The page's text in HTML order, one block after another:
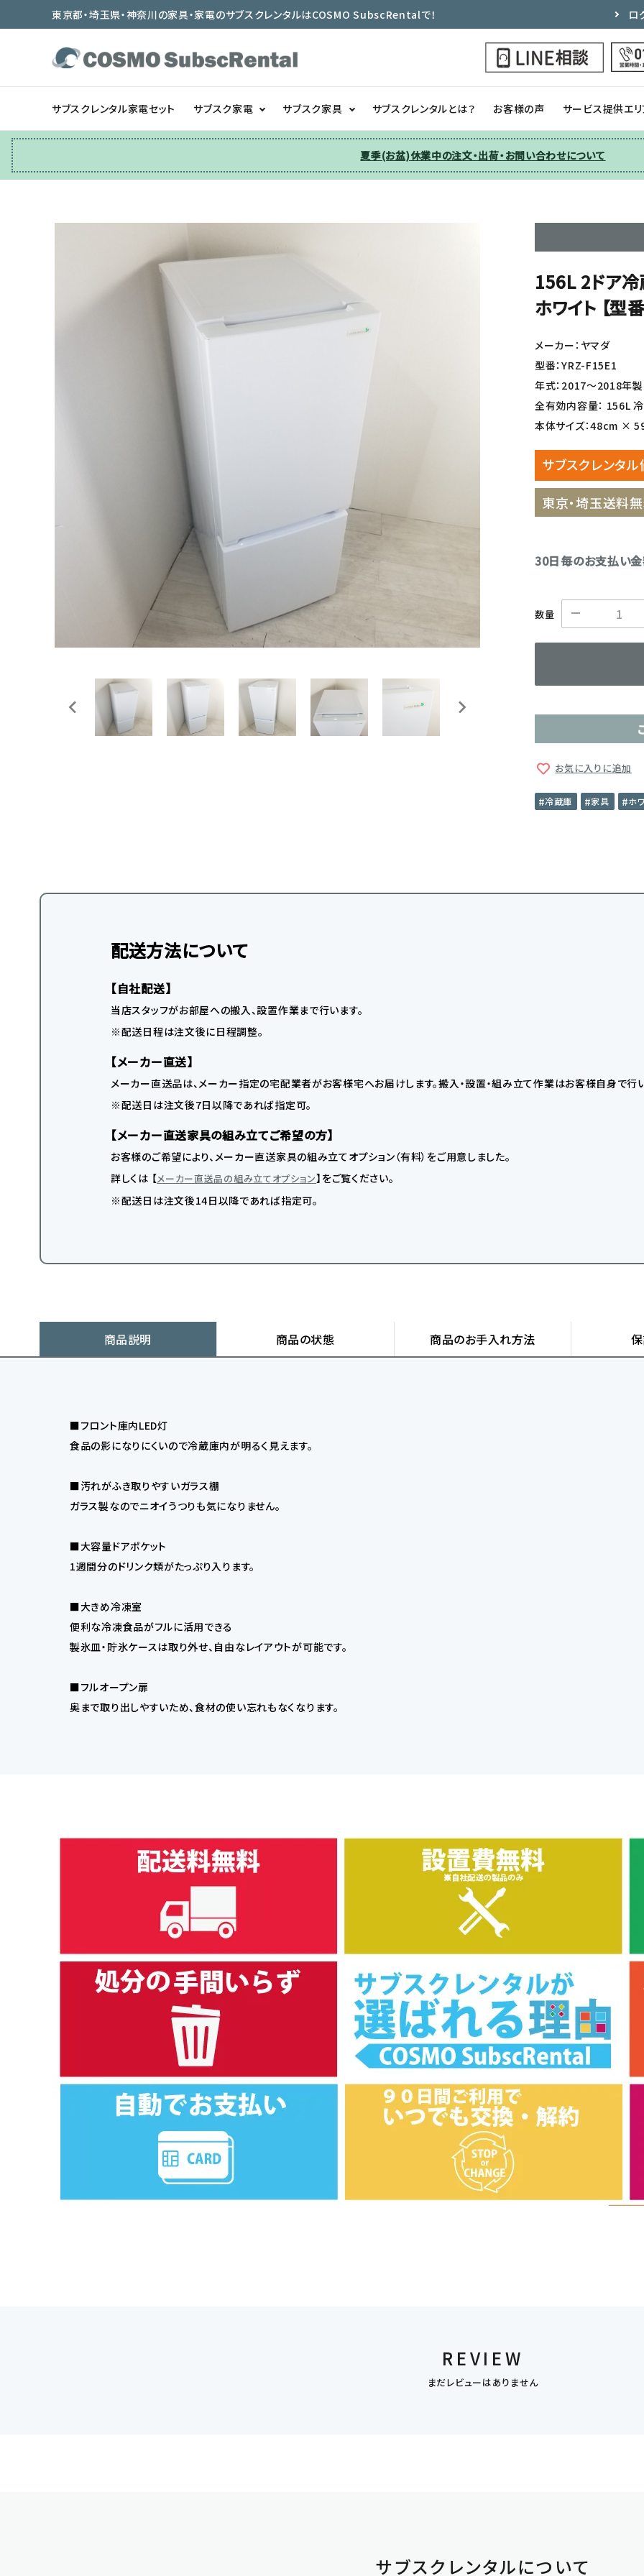
東京都・埼玉県・神奈川の家具・家電のサブスクレンタルはCOSMO SubscRentalで！ ロ
サブスクレンタル家電セット サブスク家電
冷蔵庫 洗濯機 季節家電
サブスク家具
テーブル/デスク チェア ソファー
サブスクレンタルとは？ お客様の声 サービス提供エ
夏季(お盆)休業中の注文・出荷・お問い合わせについて
156L 2ドア
ホワイト 【型
メーカー：ヤマダ
型番：YRZ-F15E1
年式：2017〜2018年
全有効内容量： 156L
本体サイズ：48cm ×
サブスクレンタ
東京・埼玉送料
30日毎のお支払い
数量
お気に入りに追加
冷蔵庫 家具 ホ
配送方法について
【自社配送】
当店スタッフがお部屋への搬入、設置作業まで行います。
※配送日程は注文後に日程調整。
【メーカー直送】
メーカー直送品は、メーカー指定の宅配業者がお客様宅へお届けします。搬入・設置・組み立て作業はお客様自身で行
※配送日は注文後7日以降であれば指定可。
【メーカー直送家具の組み立てご希望の方】
お客様のご希望により、メーカー直送家具の組み立てオプション（有料）をご用意しました。
詳しくは 【メーカー直送品の組み立てオプション】をご覧ください。
※配送日は注文後14日以降であれば指定可。
商品説明 商品の状態 商品のお手入れ方法
■フロント庫内LED灯
食品の影になりにくいので冷蔵庫内が明るく見えます。
■汚れがふき取りやすいガラス棚
ガラス製なのでニオイうつりも気になりません。
■大容量ドアポケット
1週間分のドリンク類がたっぷり入ります。
■大きめ冷凍室
便利な冷凍食品がフルに活用できる
製氷皿・貯氷ケースは取り外せ、自由なレイアウトが可能です。
■フルオープン扉
奥まで取り出しやすいため、食材の使い忘れもなくなります。
REVIEW
まだレビューはありません
サブスクレンタルについて